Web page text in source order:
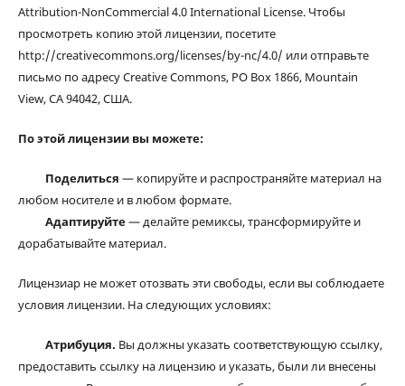
Attribution-NonCommercial 4.0 International License. Чтобы
просмотреть копию этой лицензии, посетите
http://creativecommons.org/licenses/by-nc/4.0/ или отправьте
письмо по адресу Creative Commons, PO Box 1866, Mountain
View, CA 94042, США.
По этой лицензии вы можете:
Поделиться — копируйте и распространяйте материал на
любом носителе и в любом формате.
Адаптируйте— делайте ремиксы, трансформируйте и
дорабатывайте материал.
Лицензиар не может отозвать эти свободы, если вы соблюдаете
условия лицензии. На следующих условиях:
Атрибуция. Вы должны указать соответствующую ссылку,
предоставить ссылку на лицензию и указать, были ли внесены